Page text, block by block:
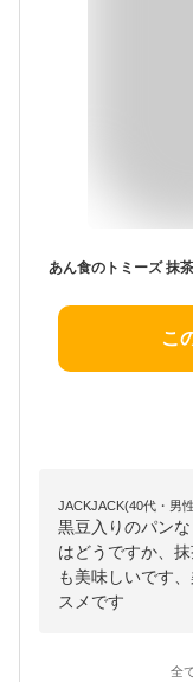
あん食のトミーズ 抹
こ
JACKJACK(40代・男
黒豆入りのパン
はどうですか、
も美味しいです
スメです
全